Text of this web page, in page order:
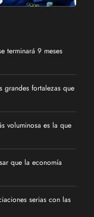
terminará 9 meses
grandes fortalezas que
voluminosa es la que
que la economía
serias con las